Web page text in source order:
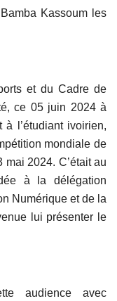
Kassoum les
et du Cadre de
ce 05 juin 2024 à
l’étudiant ivoirien,
mondiale de
2024. C’était au
à la délégation
Numérique et de la
lui présenter le
audience avec